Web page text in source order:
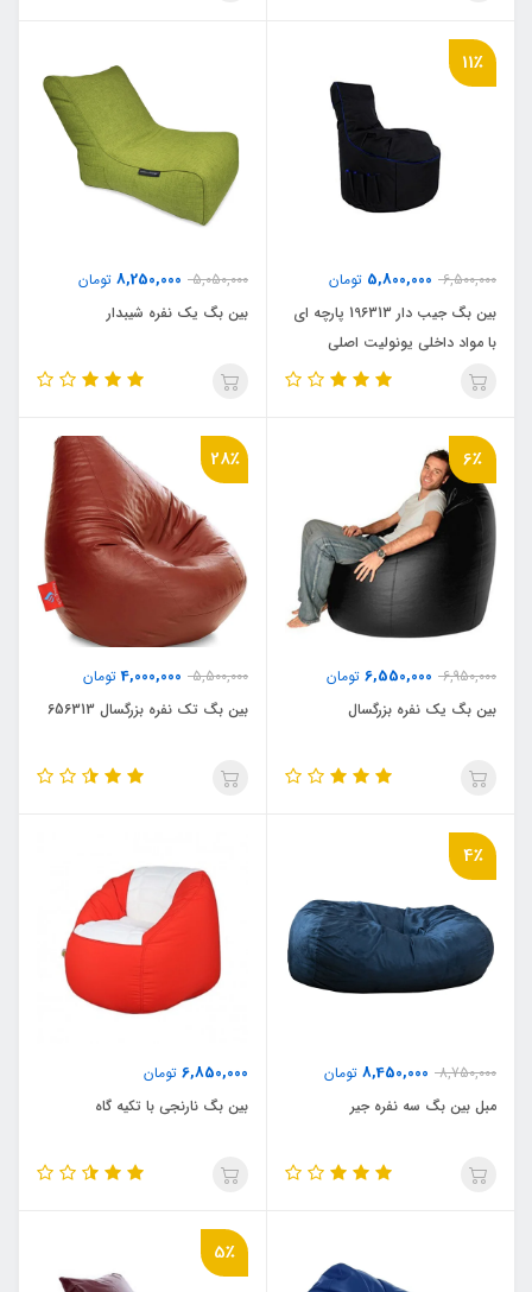
11٪
6,500,000
5,800,000 تومان
بین بگ جیب دار 19۶313 پارچه ای
با مواد داخلی یونولیت اصلی
5,050,000
8,250,000 تومان
بین بگ یک نفره شیبدار
6٪
6,950,000
6,550,000 تومان
بین بگ یک نفره بزرگسال
28٪
5,500,000
4,000,000تومان
بین بگ تک نفره بزرگسال 65۶313
4٪
8,750,000
8,450,000 تومان
مبل بین بگ سه نفره جیر
6,850,000 تومان
بین بگ نارنجی با تکیه گاه
5٪